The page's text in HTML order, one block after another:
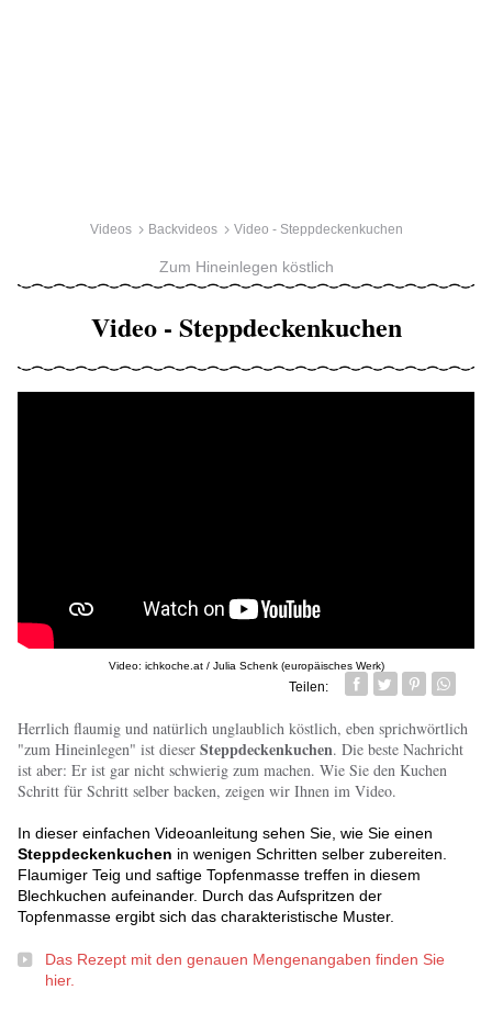
Videos Backvideos Video - Steppdeckenkuchen
Zum Hineinlegen köstlich
Video - Steppdeckenkuchen
Video: ichkoche.at / Julia Schenk (europäisches Werk)
Teilen:
Facebook
TwitterPin it
Herrlich flaumig und natürlich unglaublich köstlich, eben sprichwörtlich
"zum Hineinlegen" ist dieser Steppdeckenkuchen. Die beste Nachricht
ist aber: Er ist gar nicht schwierig zum machen. Wie Sie den Kuchen
Schritt für Schritt selber backen, zeigen wir Ihnen im Video.
In dieser einfachen Videoanleitung sehen Sie, wie Sie einen
Steppdeckenkuchen in wenigen Schritten selber zubereiten.
Flaumiger Teig und saftige Topfenmasse treffen in diesem
Blechkuchen aufeinander. Durch das Aufspritzen der
Topfenmasse ergibt sich das charakteristische Muster.
Das Rezept mit den genauen Mengenangaben finden Sie
hier.